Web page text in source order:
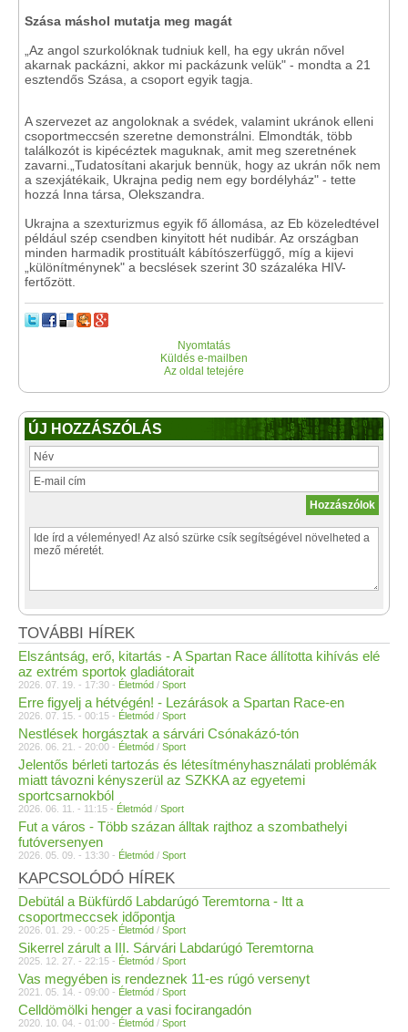
Szása máshol mutatja meg magát
„Az angol szurkolóknak tudniuk kell, ha egy ukrán nővel
akarnak packázni, akkor mi packázunk velük" - mondta a 21
esztendős Szása, a csoport egyik tagja.
A szervezet az angoloknak a svédek, valamint ukránok elleni
csoportmeccsén szeretne demonstrálni. Elmondták, több
találkozót is kipécéztek maguknak, amit meg szeretnének
zavarni.„Tudatosítani akarjuk bennük, hogy az ukrán nők nem
a szexjátékaik, Ukrajna pedig nem egy bordélyház" - tette
hozzá Inna társa, Olekszandra.
Ukrajna a szexturizmus egyik fő állomása, az Eb közeledtével
például szép csendben kinyitott hét nudibár. Az országban
minden harmadik prostituált kábítószerfüggő, míg a kijevi
„különítménynek" a becslések szerint 30 százaléka HIV-
fertőzött.
Nyomtatás
Küldés e-mailben
Az oldal tetejére
ÚJ HOZZÁSZÓLÁS
TOVÁBBI HÍREK
Elszántság, erő, kitartás - A Spartan Race állította kihívás elé
az extrém sportok gladiátorait
2026. 07. 19. - 17:30 - Életmód / Sport
Erre figyelj a hétvégén! - Lezárások a Spartan Race-en
2026. 07. 15. - 00:15 - Életmód / Sport
Nestlések horgásztak a sárvári Csónakázó-tón
2026. 06. 21. - 20:00 - Életmód / Sport
Jelentős bérleti tartozás és létesítményhasználati problémák
miatt távozni kényszerül az SZKKA az egyetemi
sportcsarnokból
2026. 06. 11. - 11:15 - Életmód / Sport
Fut a város - Több százan álltak rajthoz a szombathelyi
futóversenyen
2026. 05. 09. - 13:30 - Életmód / Sport
KAPCSOLÓDÓ HÍREK
Debütál a Bükfürdő Labdarúgó Teremtorna - Itt a
csoportmeccsek időpontja
2026. 01. 29. - 00:25 - Életmód / Sport
Sikerrel zárult a III. Sárvári Labdarúgó Teremtorna
2025. 12. 27. - 22:15 - Életmód / Sport
Vas megyében is rendeznek 11-es rúgó versenyt
2021. 05. 14. - 09:00 - Életmód / Sport
Celldömölki henger a vasi focirangadón
2020. 10. 04. - 01:00 - Életmód / Sport